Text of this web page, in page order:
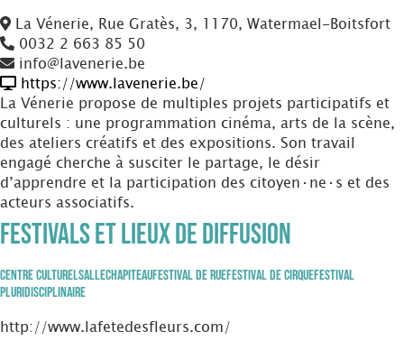
La Vénerie, Rue Gratès, 3, 1170, Watermael-Boitsfort
0032 2 663 85 50
info@lavenerie.be
https://www.lavenerie.be/
La Vénerie propose de multiples projets participatifs et
culturels : une programmation cinéma, arts de la scène,
des ateliers créatifs et des expositions. Son travail
engagé cherche à susciter le partage, le désir
d’apprendre et la participation des citoyen·ne·s et des
acteurs associatifs.
Festivals et Lieux de diffusion
Centre CulturelSalleChapiteauFestival de RueFestival de CirqueFestival
Pluridisciplinaire
http://www.lafetedesfleurs.com/